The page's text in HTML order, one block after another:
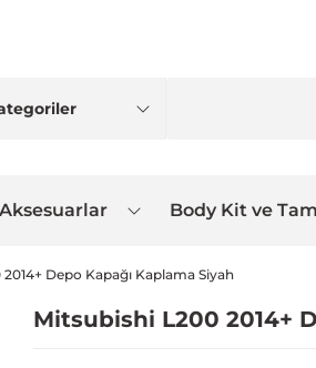
Aksesuarlar Body Kit ve
Depo Kapağı Kaplama Siyah
Mitsubishi L200 2014+